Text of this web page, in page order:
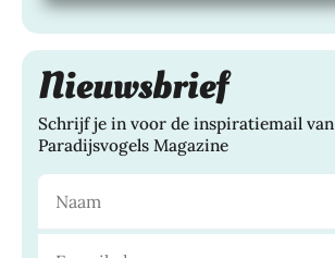
Nieuwsbrief
Schrijf je in voor de inspiratiemail van
Paradijsvogels Magazine